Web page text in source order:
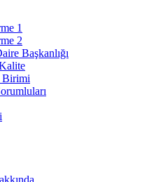
1
2
Başkanlığı
Birimi